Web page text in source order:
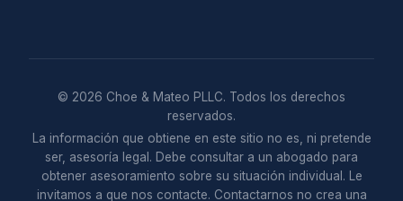
© 2026 Choe & Mateo PLLC. Todos los derechos
reservados.
La información que obtiene en este sitio no es, ni pretende
ser, asesoría legal. Debe consultar a un abogado para
obtener asesoramiento sobre su situación individual. Le
invitamos a que nos contacte. Contactarnos no crea una